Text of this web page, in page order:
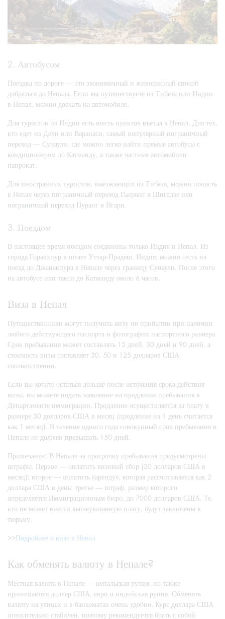
2. Автобусом
Поездка по дороге — это экономичный и живописный способ
добраться до Непала. Если вы путешествуете из Тибета или Индии
в Непал, можно доехать на автомобиле.
Для туристов из Индии есть шесть пунктов въезда в Непал. Для тех,
кто едет из Дели или Варанаси, самый популярный пограничный
переход — Сунаули, где можно легко найти прямые автобусы с
кондиционером до Катманду, а также частные автомобили
напрокат.
Для иностранных туристов, выезжающих из Тибета, можно попасть
в Непал через пограничный переход Гьиронг в Шигадзе или
пограничный переход Пуранг в Нгари.
3. Поездом
В настоящее время поездом соединены только Индия и Непал. Из
города Горакхпур в штате Уттар-Прадеш, Индия, можно сесть на
поезд до Джанакпура в Непале через границу Сунаули. После этого
на автобусе или такси до Катманду около 6 часов.
Виза в Непал
Путешественники могут получить визу по прибытии при наличии
любого действующего паспорта и фотографии паспортного размера.
Срок пребывания может составлять 15 дней, 30 дней и 90 дней, а
стоимость визы составляет 30, 50 и 125 долларов США
соответственно.
Если вы хотите остаться дольше после истечения срока действия
визы, вы можете подать заявление на продление пребывания в
Департаменте иммиграции. Продление осуществляется за плату в
размере 30 долларов США в месяц (продление на 1 день считается
как 1 месяц). В течение одного года совокупный срок пребывания в
Непале не должен превышать 150 дней.
Примечание: В Непале за просрочку пребывания предусмотрены
штрафы. Первое — оплатить визовый сбор (30 долларов США в
месяц); второе — оплатить «аренду», которая рассчитывается как 2
доллара США в день; третье — штраф, размер которого
определяется Иммиграционным бюро, до 7000 долларов США. Те,
кто не может внести вышеуказанную плату, будут заключены в
тюрьму.
>>Подробнее о визе в Непал
Как обменять валюту в Непале?
Местная валюта в Непале — непальская рупия, но также
принимаются доллар США, евро и индийская рупия. Обменять
валюту на улицах и в банкоматах очень удобно. Курс доллара США
относительно стабилен, поэтому рекомендуется брать с собой